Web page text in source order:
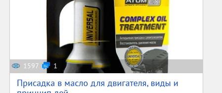
1597 1
Присадка в масло для двигателя, виды и